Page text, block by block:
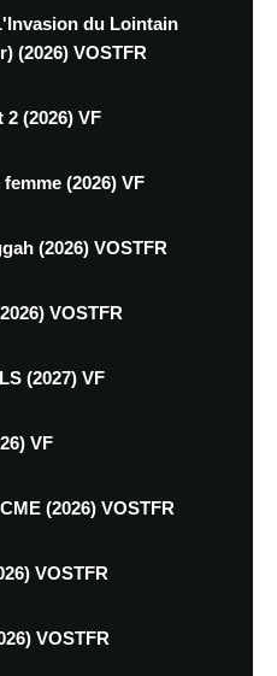
du Lointain
(2026) VOSTFR
(2026) VF
(2026) VF
(2026) VOSTFR
VOSTFR
(2027) VF
VF
(2026) VOSTFR
VOSTFR
VOSTFR